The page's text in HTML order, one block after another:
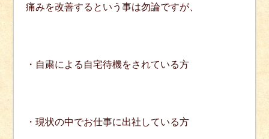
痛みを改善するという事は勿論ですが、
・自粛による自宅待機をされている方
・現状の中でお仕事に出社している方